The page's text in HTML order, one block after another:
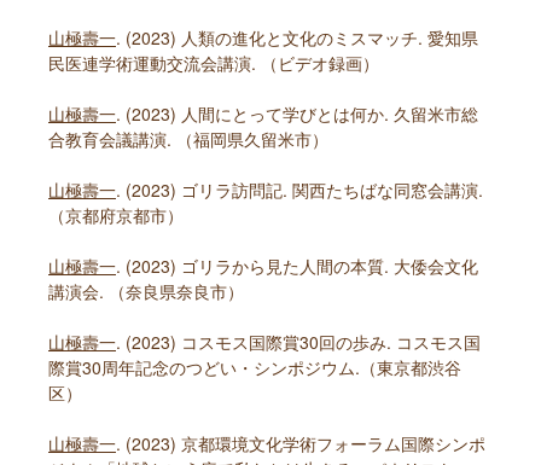
山極壽一. (2023) 人類の進化と文化のミスマッチ. 愛知県
民医連学術運動交流会講演. （ビデオ録画）
山極壽一. (2023) 人間にとって学びとは何か. 久留米市総
合教育会議講演. （福岡県久留米市）
山極壽一. (2023) ゴリラ訪問記. 関西たちばな同窓会講演.
（京都府京都市）
山極壽一. (2023) ゴリラから見た人間の本質. 大倭会文化
講演会. （奈良県奈良市）
山極壽一. (2023) コスモス国際賞30回の歩み. コスモス国
際賞30周年記念のつどい・シンポジウム.（東京都渋谷
区）
山極壽一. (2023) 京都環境文化学術フォーラム国際シンポ